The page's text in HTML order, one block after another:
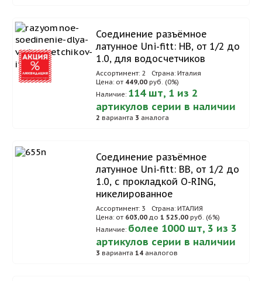
Соединение разъёмное
латунное Uni-fitt: НВ, от 1/2 до
1.0, для водосчетчиков
Ассортимент: 2
Страна: Италия
Цена: от 449,00 руб. (0%)
Наличие: 114 шт, 1 из 2
артикулов серии в наличии
2 варианта 3 аналога
Соединение разъёмное
латунное Uni-fitt: ВВ, от 1/2 до
1.0, с прокладкой O-RING,
никелированное
Ассортимент: 3
Страна: ИТАЛИЯ
Цена: от 603,00 до 1 525,00 руб. (6%)
Наличие: более 1000 шт, 3 из 3
артикулов серии в наличии
3 варианта 14 аналогов